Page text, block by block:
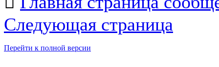
Следующая страница
Перейти к полной версии